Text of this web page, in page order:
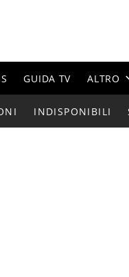
GUIDA TV ALTRO
INDISPONIBILI